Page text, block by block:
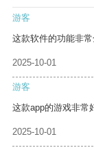
游客
这款软件的功能非常
2025-10-01
游客
这款app的游戏非常
2025-10-01